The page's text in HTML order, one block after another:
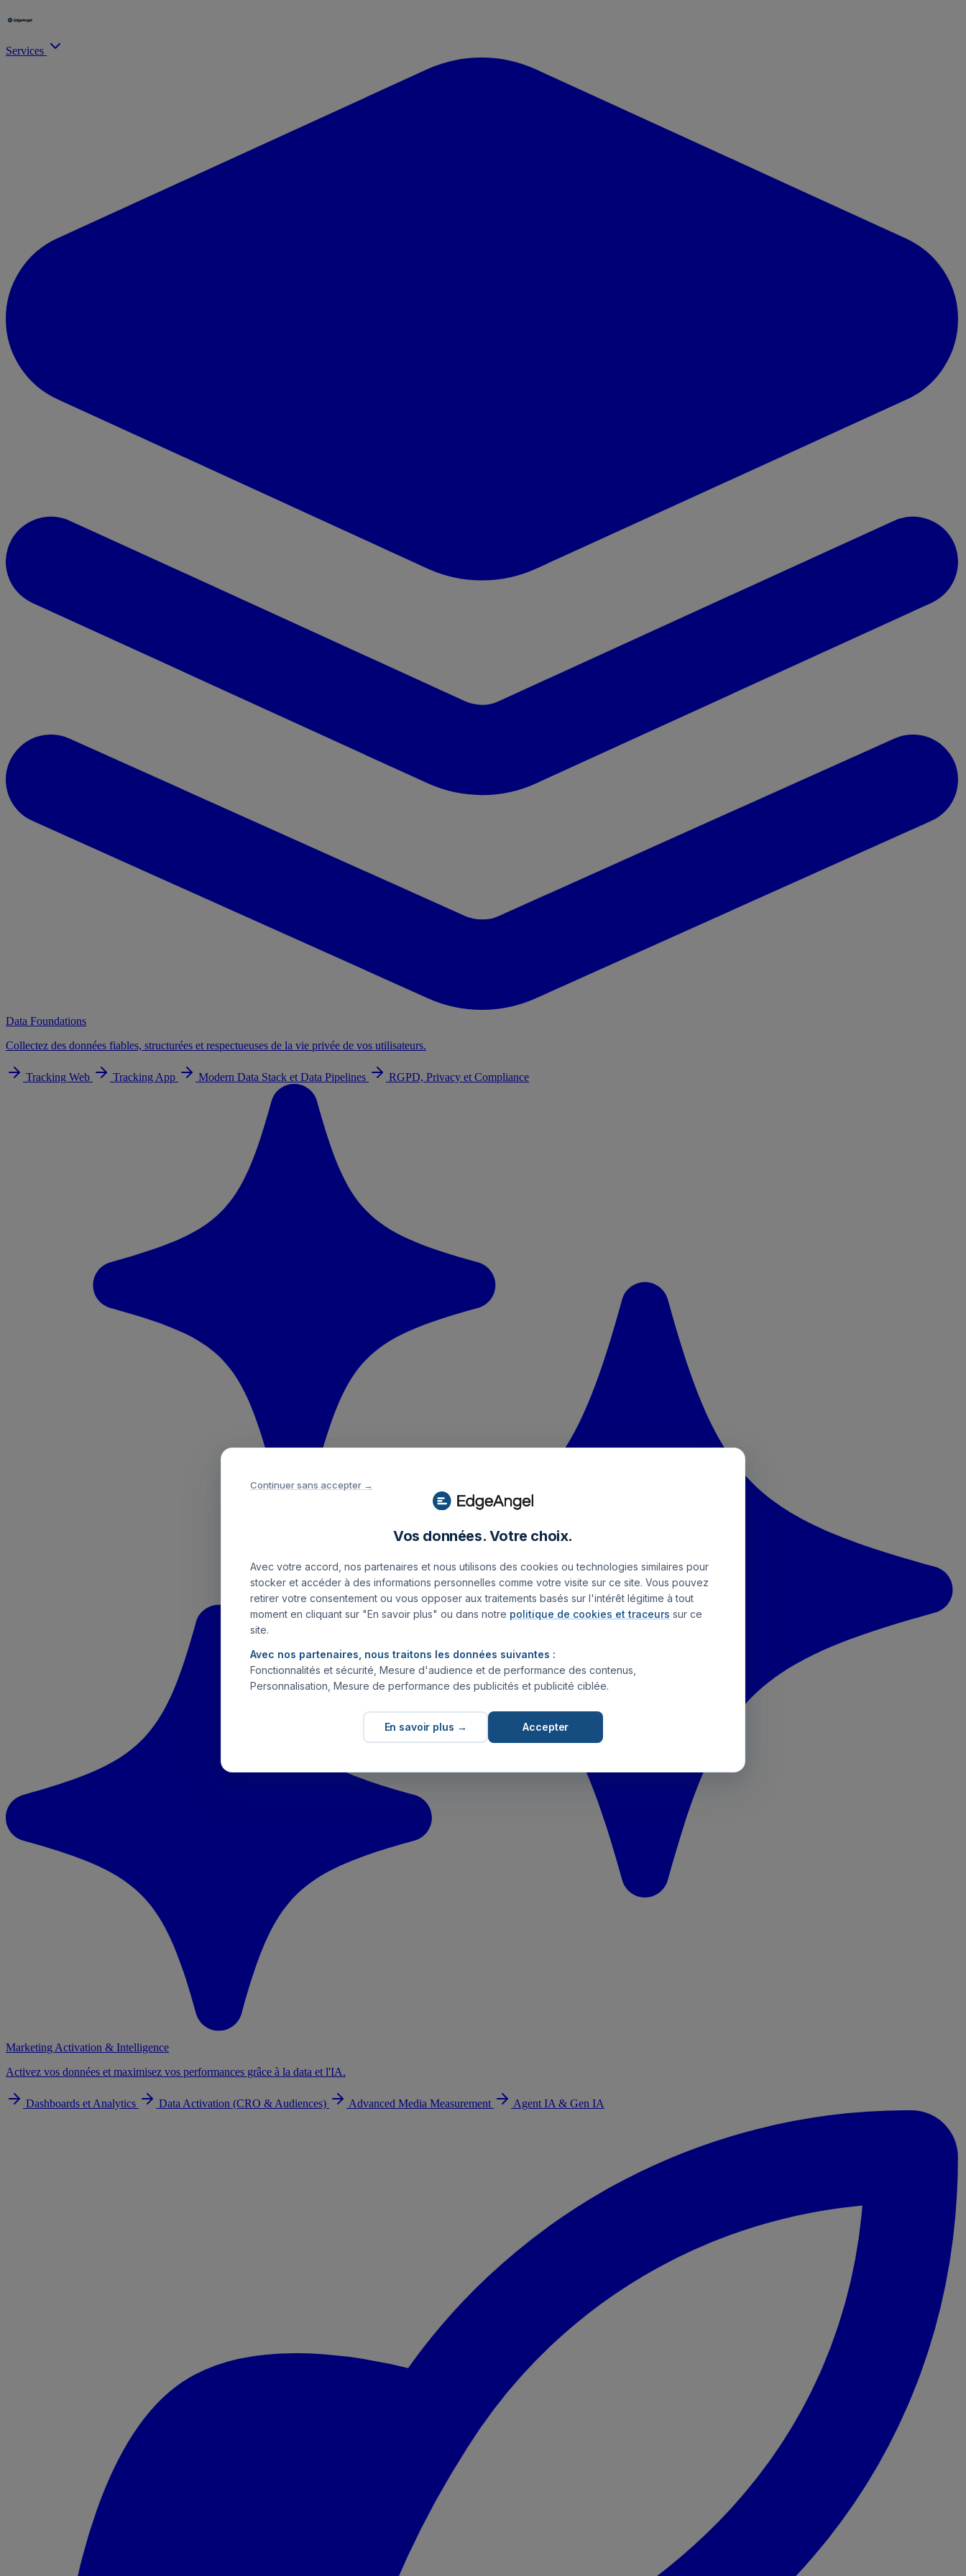
Services
Data Foundations
Collectez des données fiables, structurées et respectueuses de la vie privée de vos utilisateurs.
Tracking Web Tracking App Modern Data Stack et Data Pipelines RGPD, Privacy et Compliance
Marketing Activation & Intelligence
Activez vos données et maximisez vos performances grâce à la data et l'IA.
Dashboards et Analytics Data Activation (CRO & Audiences) Advanced Media Measurement Agent IA & Gen IA
Continuer sans accepter →
Vos données. Votre choix.
Avec votre accord, nos partenaires et nous utilisons des cookies ou technologies similaires pour
stocker et accéder à des informations personnelles comme votre visite sur ce site. Vous pouvez
retirer votre consentement ou vous opposer aux traitements basés sur l'intérêt légitime à tout
moment en cliquant sur "En savoir plus" ou dans notre politique de cookies et traceurs sur ce
site.
Avec nos partenaires, nous traitons les données suivantes :
Fonctionnalités et sécurité, Mesure d'audience et de performance des contenus,
Personnalisation, Mesure de performance des publicités et publicité ciblée.
En savoir plus → Accepter